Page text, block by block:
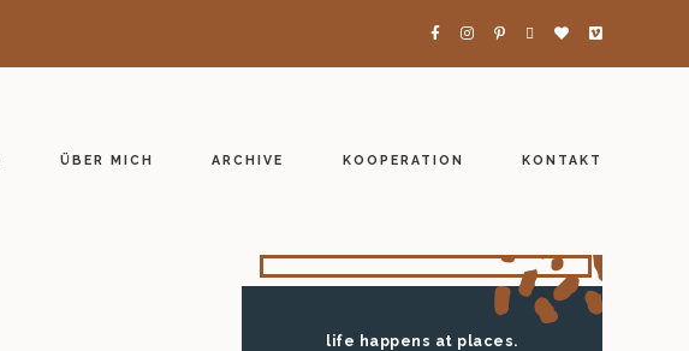
ÜBER MICH ARCHIVE KOOPERATION KONTAKT
life happens at places.